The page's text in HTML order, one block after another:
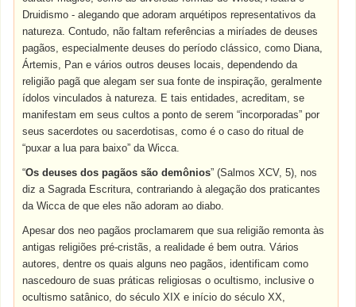
Druidismo - alegando que adoram arquétipos representativos da
natureza. Contudo, não faltam referências a miríades de deuses
pagãos, especialmente deuses do período clássico, como Diana,
Ártemis, Pan e vários outros deuses locais, dependendo da
religião pagã que alegam ser sua fonte de inspiração, geralmente
ídolos vinculados à natureza. E tais entidades, acreditam, se
manifestam em seus cultos a ponto de serem “incorporadas” por
seus sacerdotes ou sacerdotisas, como é o caso do ritual de
“puxar a lua para baixo” da Wicca.
“Os deuses dos pagãos são demônios” (Salmos XCV, 5), nos
diz a Sagrada Escritura, contrariando à alegação dos praticantes
da Wicca de que eles não adoram ao diabo.
Apesar dos neo pagãos proclamarem que sua religião remonta às
antigas religiões pré-cristãs, a realidade é bem outra. Vários
autores, dentre os quais alguns neo pagãos, identificam como
nascedouro de suas práticas religiosas o ocultismo, inclusive o
ocultismo satânico, do século XIX e início do século XX,